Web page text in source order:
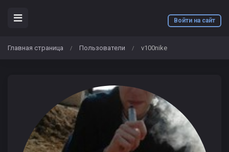
Войти на сайт
Главная страница / Пользователи / v100nike